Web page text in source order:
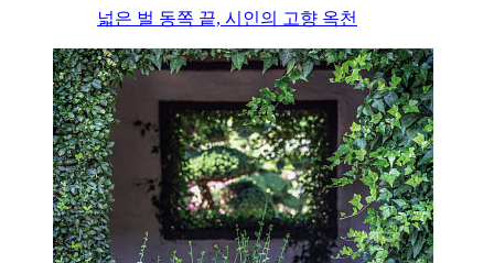
넓은 벌 동쪽 끝, 시인의 고향 옥천